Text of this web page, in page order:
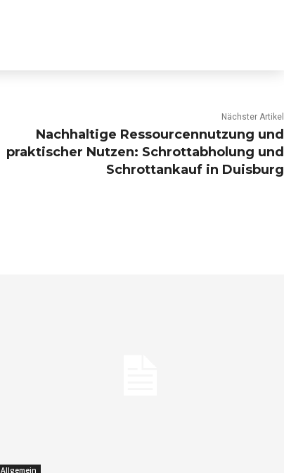
Nächster Artikel
Nachhaltige Ressourcennutzung und
praktischer Nutzen: Schrottabholung und
Schrottankauf in Duisburg
Allgemein